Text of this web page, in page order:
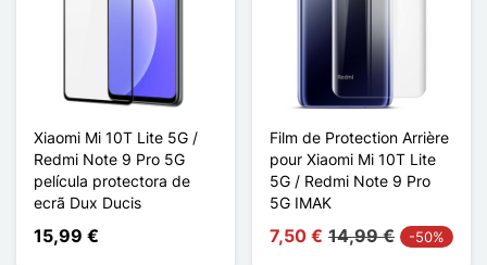
Xiaomi Mi 10T Lite 5G /
Redmi Note 9 Pro 5G
película protectora de
ecrã Dux Ducis
15,99 €
Film de Protection Arrière
pour Xiaomi Mi 10T Lite
5G / Redmi Note 9 Pro
5G IMAK
7,50 € 14,99 € -50%